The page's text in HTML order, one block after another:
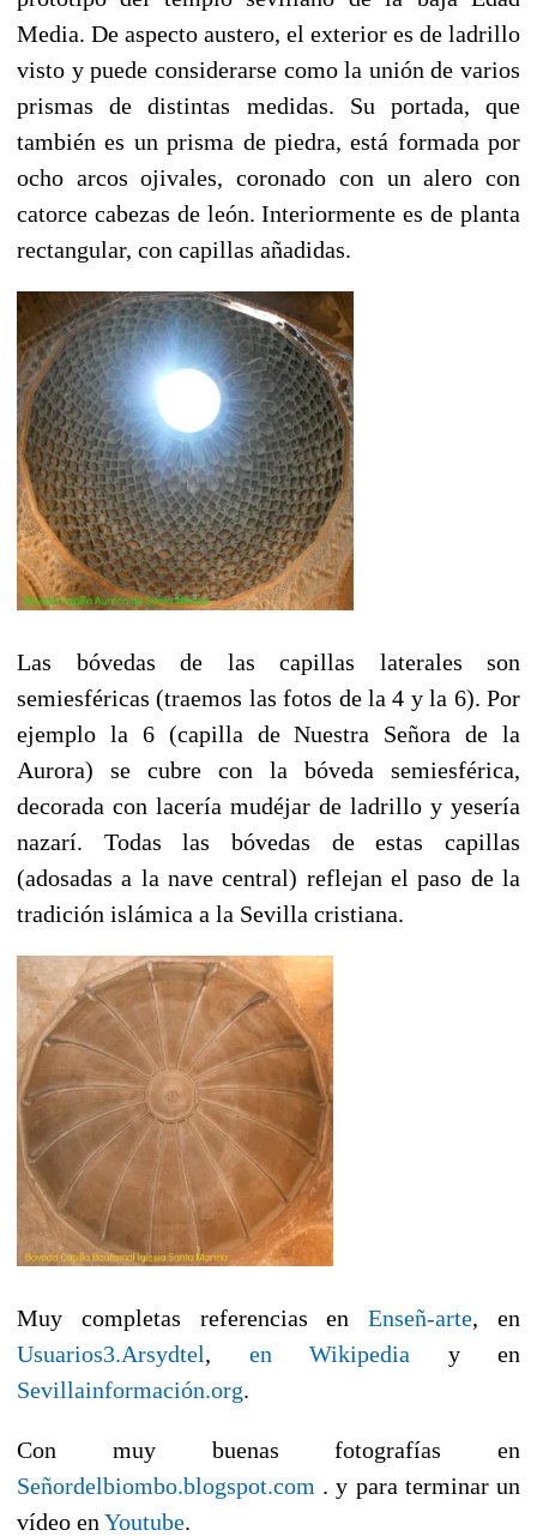
Media. De aspecto austero, el exterior es de ladrillo
visto y puede considerarse como la unión de varios
prismas de distintas medidas. Su portada, que
también es un prisma de piedra, está formada por
ocho arcos ojivales, coronado con un alero con
catorce cabezas de león. Interiormente es de planta
rectangular, con capillas añadidas.
Las bóvedas de las capillas laterales son
semiesféricas (traemos las fotos de la 4 y la 6). Por
ejemplo la 6 (capilla de Nuestra Señora de la
Aurora) se cubre con la bóveda semiesférica,
decorada con lacería mudéjar de ladrillo y yesería
nazarí. Todas las bóvedas de estas capillas
(adosadas a la nave central) reflejan el paso de la
tradición islámica a la Sevilla cristiana.
Muy completas referencias enEnseñ-arte, en
Usuarios3.Arsydtel, en Wikipedia y en
Sevillainformación.org.
Con muy buenas fotografías en
Señordelbiombo.blogspot.com . y para terminar un
vídeo en Youtube.